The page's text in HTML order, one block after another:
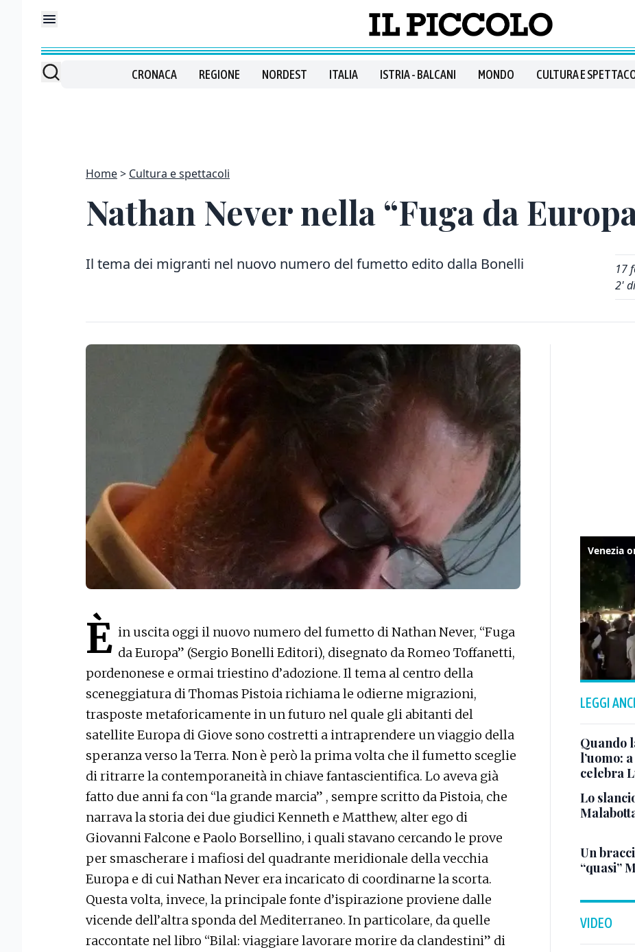
CRONACA REGIONE NORDEST ITALIA ISTRIA - BALCANI MONDO CULTURA E
Home Cultura e spettacoli
Nathan Never nella “Fuga da
Il tema dei migranti nel nuovo numero del fumetto edito dalla Bonelli
17
2'
È in uscita oggi il nuovo numero del fumetto di Nathan Never, “Fuga
da Europa” (Sergio Bonelli Editori), disegnato da Romeo Toffanetti,
pordenonese e ormai triestino d’adozione. Il tema al centro della
sceneggiatura di Thomas Pistoia richiama le odierne migrazioni,
trasposte metaforicamente in un futuro nel quale gli abitanti del
satellite Europa di Giove sono costretti a intraprendere un viaggio della
speranza verso la Terra. Non è però la prima volta che il fumetto sceglie
di ritrarre la contemporaneità in chiave fantascientifica. Lo aveva già
fatto due anni fa con “la grande marcia” , sempre scritto da Pistoia, che
narrava la storia dei due giudici Kenneth e Matthew, alter ego di
Giovanni Falcone e Paolo Borsellino, i quali stavano cercando le prove
per smascherare i mafiosi del quadrante meridionale della vecchia
Europa e di cui Nathan Never era incaricato di coordinarne la scorta.
Questa volta, invece, la principale fonte d’ispirazione proviene dalle
vicende dell’altra sponda del Mediterraneo. In particolare, da quelle
raccontate nel libro “Bilal: viaggiare lavorare morire da clandestini” di
LEGGI
Quando
l’uomo:
celebra
Lo
Un
“quasi”
VIDEO